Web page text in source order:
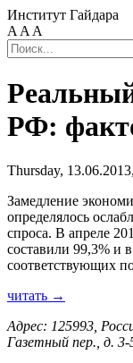
Институт Гайдара
A A A
РФ:
Thursday,
Замедление
определялось
спроса. В апреле
составили 99,3% и
соответствующих
читать →
Адрес: 125993,
Газетный пер., д. 3-